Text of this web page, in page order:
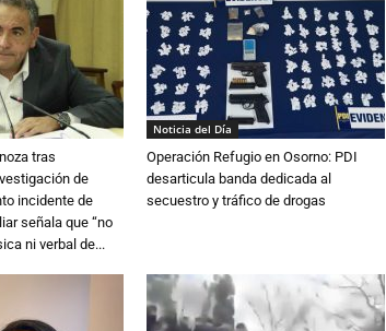
tras
de
incidente de
señala que “no
ni verbal de...
Noticia del Día
Operación Refugio en Osorno: PDI
desarticula banda dedicada al
secuestro y tráfico de drogas